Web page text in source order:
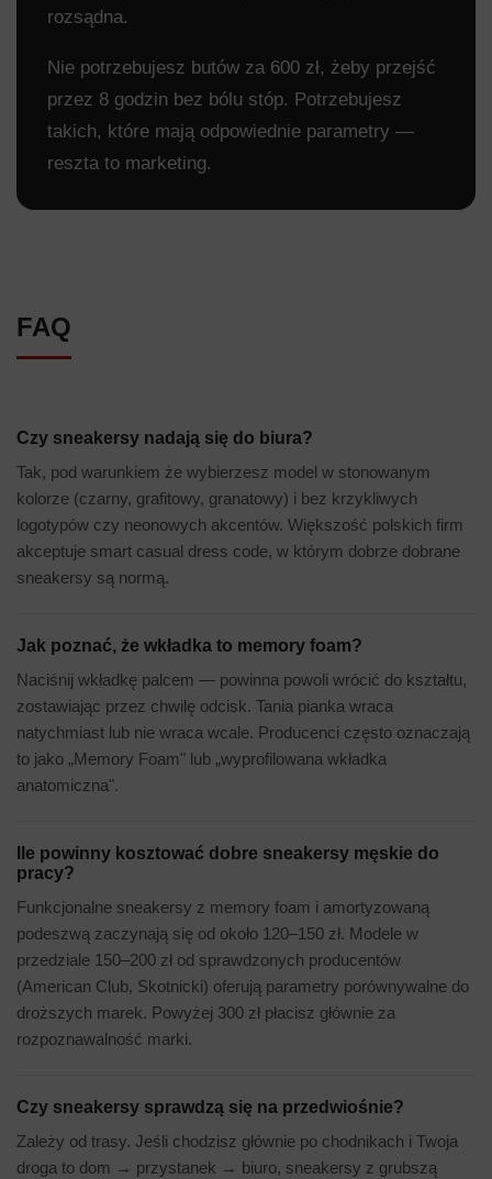
rozsądna.
Nie potrzebujesz butów za 600 zł, żeby przejść
przez 8 godzin bez bólu stóp. Potrzebujesz
takich, które mają odpowiednie parametry —
reszta to marketing.
FAQ
Czy sneakersy nadają się do biura?
Tak, pod warunkiem że wybierzesz model w stonowanym
kolorze (czarny, grafitowy, granatowy) i bez krzykliwych
logotypów czy neonowych akcentów. Większość polskich firm
akceptuje smart casual dress code, w którym dobrze dobrane
sneakersy są normą.
Jak poznać, że wkładka to memory foam?
Naciśnij wkładkę palcem — powinna powoli wrócić do kształtu,
zostawiając przez chwilę odcisk. Tania pianka wraca
natychmiast lub nie wraca wcale. Producenci często oznaczają
to jako „Memory Foam" lub „wyprofilowana wkładka
anatomiczna".
Ile powinny kosztować dobre sneakersy męskie do
pracy?
Funkcjonalne sneakersy z memory foam i amortyzowaną
podeszwą zaczynają się od około 120–150 zł. Modele w
przedziale 150–200 zł od sprawdzonych producentów
(American Club, Skotnicki) oferują parametry porównywalne do
droższych marek. Powyżej 300 zł płacisz głównie za
rozpoznawalność marki.
Czy sneakersy sprawdzą się na przedwiośnie?
Zależy od trasy. Jeśli chodzisz głównie po chodnikach i Twoja
droga to dom → przystanek → biuro, sneakersy z grubszą